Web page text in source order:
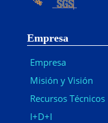
Empresa
Empresa
Misión y Visión
Recursos Técnicos
I+D+I